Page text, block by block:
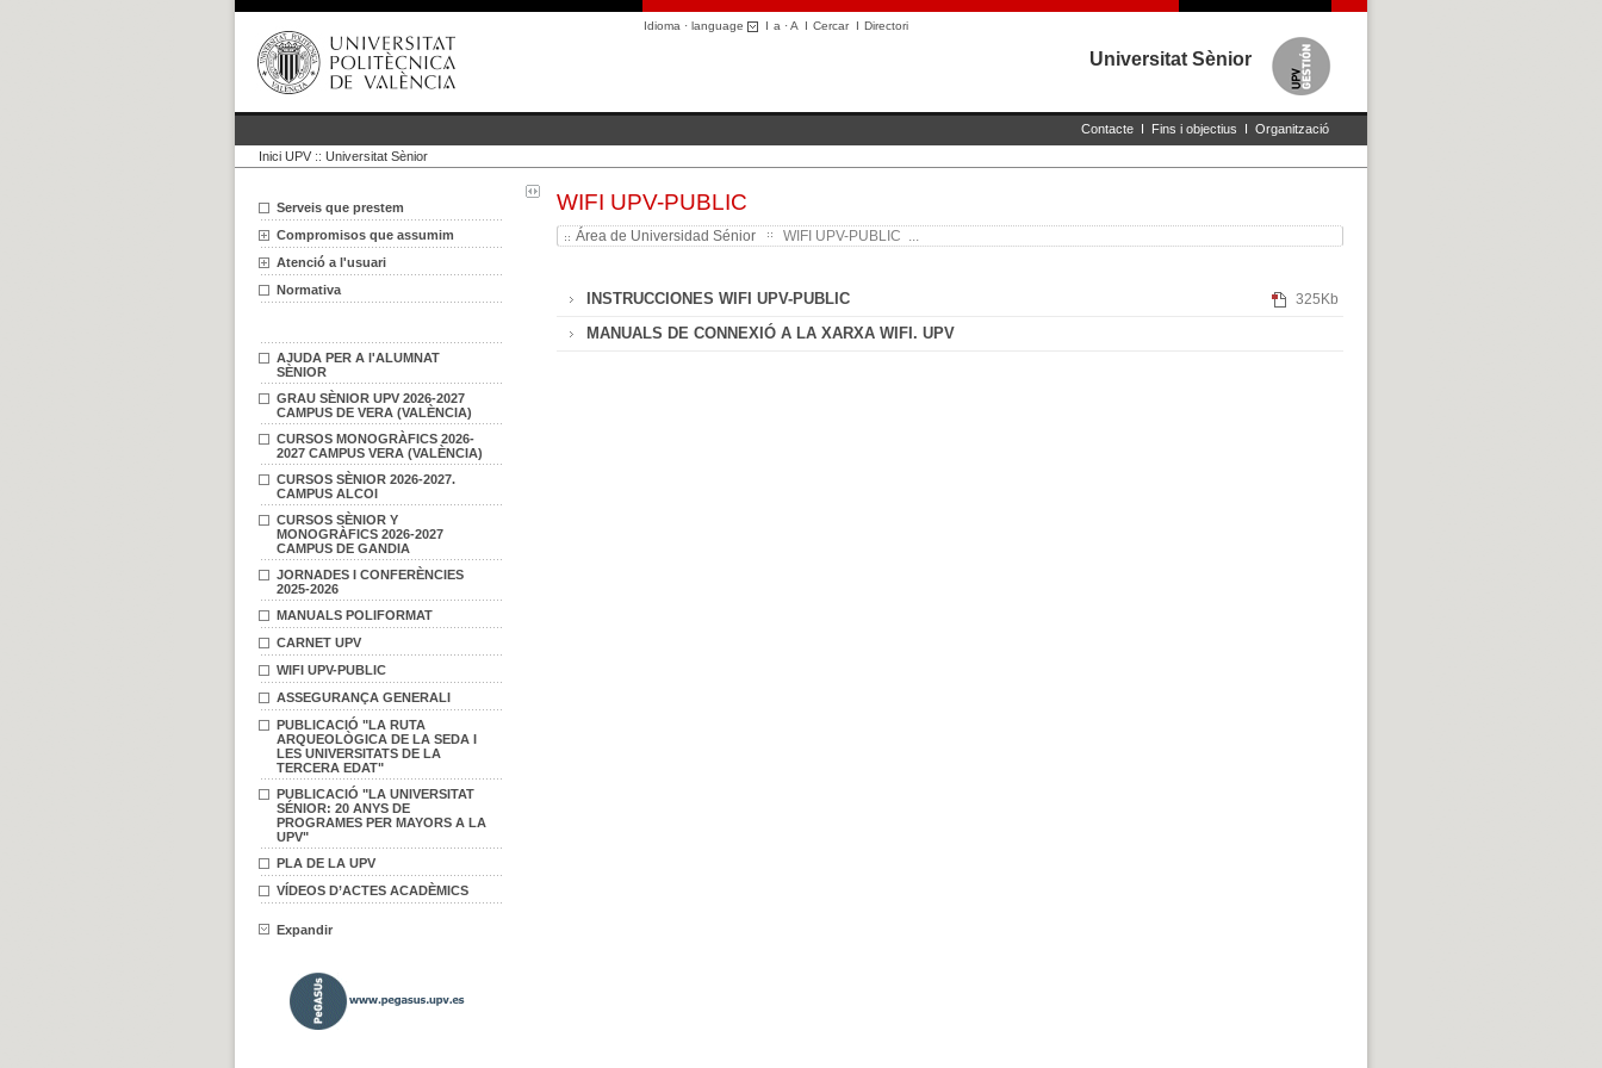
Idioma · language I a ·A I CercarI Directori
Universitat Sènior
Contacte I Fins i objectius I Organització
Inici UPV :: Universitat Sènior
Serveis que prestem
Compromisos que assumim
Atenció a l'usuari
Normativa
AJUDA PER A l'ALUMNAT
SÈNIOR
GRAU SÈNIOR UPV 2026-2027
CAMPUS DE VERA (VALÈNCIA)
CURSOS MONOGRÀFICS 2026-
2027 CAMPUS VERA (VALÈNCIA)
CURSOS SÈNIOR 2026-2027.
CAMPUS ALCOI
CURSOS SÈNIOR Y
MONOGRÀFICS 2026-2027
CAMPUS DE GANDIA
JORNADES I CONFERÈNCIES
2025-2026
MANUALS POLIFORMAT
CARNET UPV
WIFI UPV-PUBLIC
ASSEGURANÇA GENERALI
PUBLICACIÓ "LA RUTA
ARQUEOLÒGICA DE LA SEDA I
LES UNIVERSITATS DE LA
TERCERA EDAT"
PUBLICACIÓ "LA UNIVERSITAT
SÉNIOR: 20 ANYS DE
PROGRAMES PER MAYORS A LA
UPV"
PLA DE LA UPV
VÍDEOS D’ACTES ACADÈMICS
Expandir
WIFI UPV-PUBLIC
Área de Universidad Sénior WIFI UPV-PUBLIC ...
INSTRUCCIONES WIFI UPV-PUBLIC 325Kb
MANUALS DE CONNEXIÓ A LA XARXA WIFI. UPV